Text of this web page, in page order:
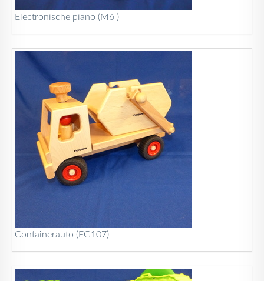
Electronische piano (M6 )
Containerauto (FG107)